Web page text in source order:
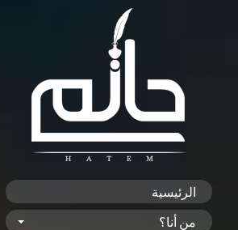
الرئيسية
من أنا؟